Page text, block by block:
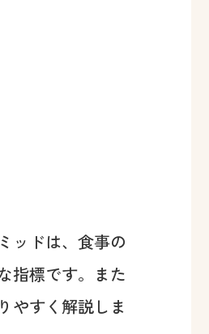
ッドは、食事の
指標です。また
やすく解説しま